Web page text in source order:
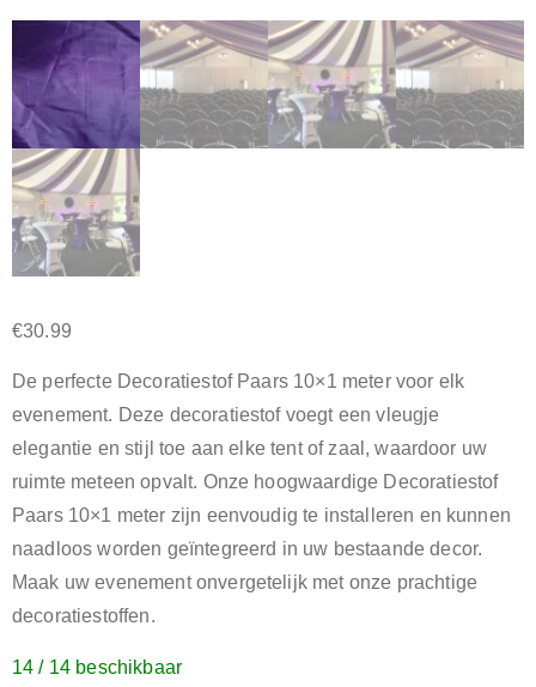
€30.99
De perfecte Decoratiestof Paars 10×1 meter voor elk
evenement. Deze decoratiestof voegt een vleugje
elegantie en stijl toe aan elke tent of zaal, waardoor uw
ruimte meteen opvalt. Onze hoogwaardige Decoratiestof
Paars 10×1 meter zijn eenvoudig te installeren en kunnen
naadloos worden geïntegreerd in uw bestaande decor.
Maak uw evenement onvergetelijk met onze prachtige
decoratiestoffen.
14 / 14 beschikbaar